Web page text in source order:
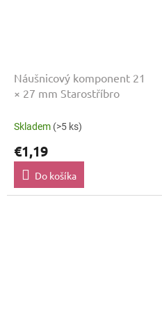
Náušnicový komponent 21
× 27 mm Starostříbro
Skladem (>5 ks)
€1,19
Do košíka